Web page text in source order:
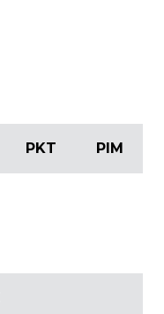
PKT PIM